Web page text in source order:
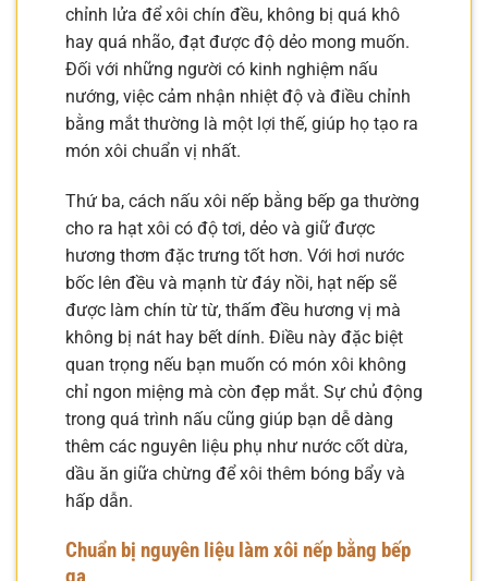
chỉnh lửa để xôi chín đều, không bị quá khô
hay quá nhão, đạt được độ dẻo mong muốn.
Đối với những người có kinh nghiệm nấu
nướng, việc cảm nhận nhiệt độ và điều chỉnh
bằng mắt thường là một lợi thế, giúp họ tạo ra
món xôi chuẩn vị nhất.
Thứ ba, cách nấu xôi nếp bằng bếp ga thường
cho ra hạt xôi có độ tơi, dẻo và giữ được
hương thơm đặc trưng tốt hơn. Với hơi nước
bốc lên đều và mạnh từ đáy nồi, hạt nếp sẽ
được làm chín từ từ, thấm đều hương vị mà
không bị nát hay bết dính. Điều này đặc biệt
quan trọng nếu bạn muốn có món xôi không
chỉ ngon miệng mà còn đẹp mắt. Sự chủ động
trong quá trình nấu cũng giúp bạn dễ dàng
thêm các nguyên liệu phụ như nước cốt dừa,
dầu ăn giữa chừng để xôi thêm bóng bẩy và
hấp dẫn.
Chuẩn bị nguyên liệu làm xôi nếp bằng bếp
ga